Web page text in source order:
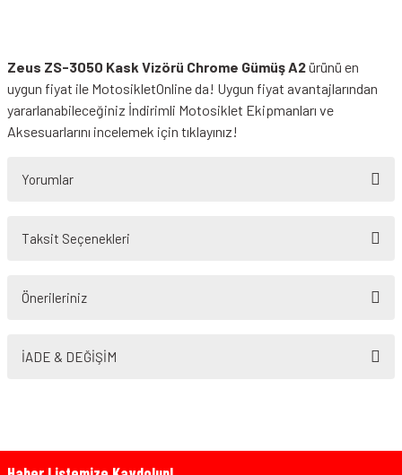
Zeus ZS-3050 Kask Vizörü Chrome Gümüş A2ürünü en
uygun fiyat ile MotosikletOnline da! Uygun fiyat avantajlarından
yararlanabileceğiniz İndirimli Motosiklet Ekipmanları ve
Aksesuarlarını incelemek için tıklayınız!
Yorumlar
Taksit Seçenekleri
Önerileriniz
yetersiz gördüğünüz noktaları öneri formunu kullanarak tarafımıza
İADE & DEĞİŞİM